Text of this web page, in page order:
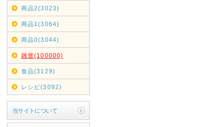
商品2(3023)
商品1(3064)
商品0(3044)
雑貨(100000)
食品(3129)
レシピ(3092)
当サイトについて